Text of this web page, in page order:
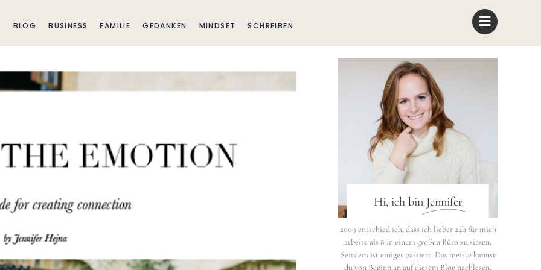
BLOG BUSINESS FAMILIE GEDANKEN MINDSET SCHREIBEN
Hi, ich bin Jennifer
2009 entschied ich, dass ich lieber 24h für mich
arbeite als 8 in einem großen Büro zu sitzen.
Seitdem ist einiges passiert. Das meiste kannst
du von Beginn an auf diesem Blog nachlesen.